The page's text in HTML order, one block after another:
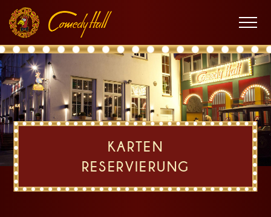
Hauptnavigation
Inhalt
Fußnavigation
K
a
Menü
KARTEN
RESERVIERUNG